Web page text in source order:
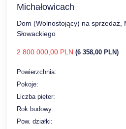
Michałowicach
Dom (Wolnostojący) na sprzedaż,
Słowackiego
2 800 000,00 PLN (6 358,00 PLN)
Powierzchnia:
Pokoje:
Liczba pięter:
Rok budowy:
Pow. działki: